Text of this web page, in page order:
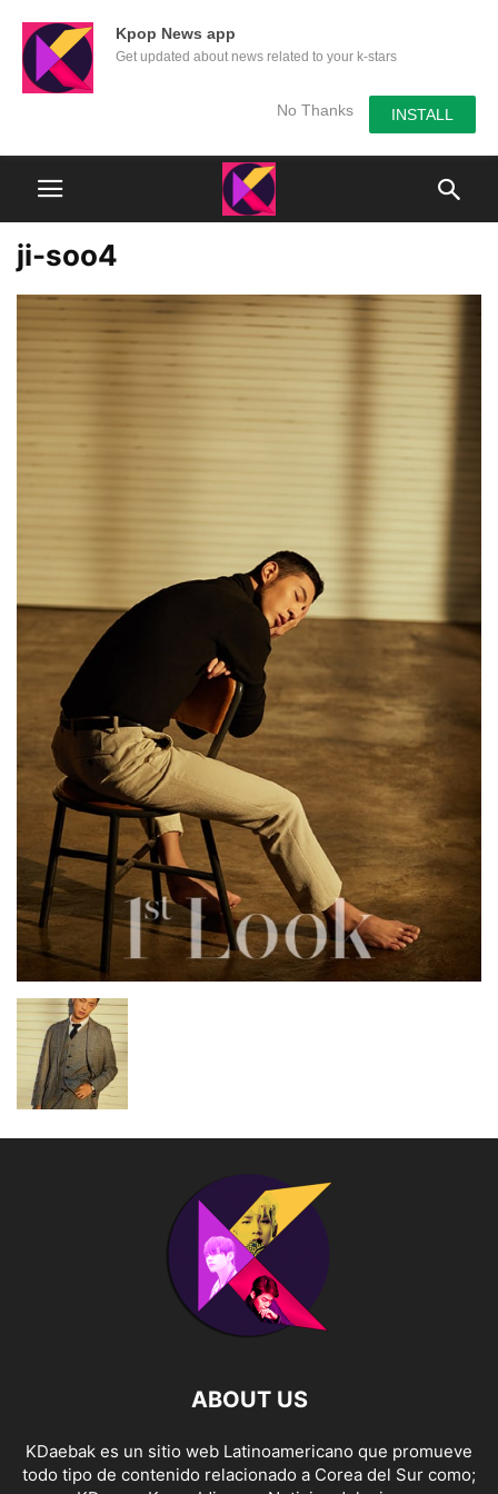
Kpop News app
Get updated about news related to your k-stars
No Thanks INSTALL
ji-soo4
ABOUT US
KDaebak es un sitio web Latinoamericano que promueve
todo tipo de contenido relacionado a Corea del Sur como;